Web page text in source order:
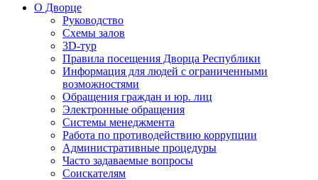
О Дворце
Руководство
Схемы залов
3D-тур
Правила посещения Дворца Республики
Информация для людей с ограниченными
возможностями
Обращения граждан и юр. лиц
Электронные обращения
Системы менеджмента
Работа по противодействию коррупции
Административные процедуры
Часто задаваемые вопросы
Соискателям